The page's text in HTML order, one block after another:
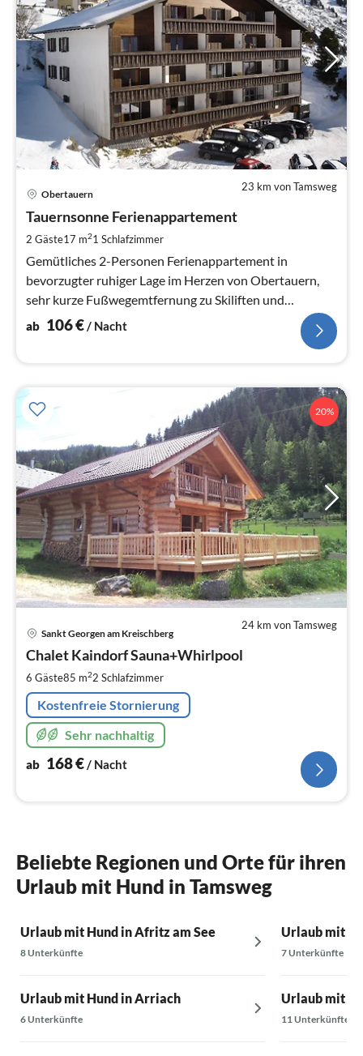
23 km von Tamsweg
Obertauern
Tauernsonne Ferienappartement
2 Gäste17 m21 Schlafzimmer
Gemütliches 2-Personen Ferienappartement in
bevorzugter ruhiger Lage im Herzen von Obertauern,
sehr kurze Fußwegemtfernung zu Skiliften und
Ortszentrum.
ab 106€/ Nacht
20%
24 km von Tamsweg
Sankt Georgen am Kreischberg
Chalet Kaindorf Sauna+Whirlpool
6 Gäste85 m22 Schlafzimmer
Kostenfreie Stornierung
Sehr nachhaltig
ab 168€/ Nacht
Beliebte Regionen und Orte für ihren
Urlaub mit Hund in Tamsweg
Urlaub mit Hund in Afritz am See
8 Unterkünfte
Urlaub mit Hund in Arriach
6 Unterkünfte
Urlaub mit
7 Unterkünfte
Urlaub mit
11 Unterkünfte